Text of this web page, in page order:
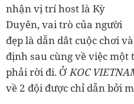
nhận vị trí host là Kỳ
Duyên, vai trò của người
đẹp là dẫn dắt cuộc chơi
định sau cùng về việc
phải rời đi. ỞKOC
về 2 đội được chỉ dẫn bởi